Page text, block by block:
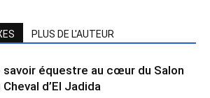
PLUS DE L'AUTEUR
savoir équestre au cœur du Salon
Cheval d’El Jadida